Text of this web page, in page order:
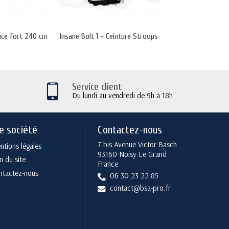
fort 240 cm Insane Bolt 1 - Ceinture Stroops
Service client
Du lundi au vendredi de 9h à 18h
société
légales
du site
nous
Contactez-nous
7 bis Avenue Victor Basch
93160 Noisy Le Grand
France
06 30 23 22 85
contact@bsa-pro.fr